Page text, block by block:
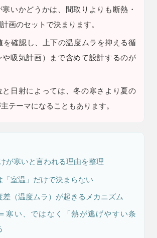
寒いかどうかは、間取りよりも断熱・
画のセットで決まります。
を確認し、上下の温度ムラを抑える循
や吸気計画）まで含めて設計するのが
と日射によっては、冬の寒さより夏の
テーマになることもあります。
が寒いと言われる理由を整理
「室温」だけで決まらない
差（温度ムラ）が起きるメカニズム
寒い、ではなく「熱が逃げやすい条
7171
5522
文住宅 リフォーム